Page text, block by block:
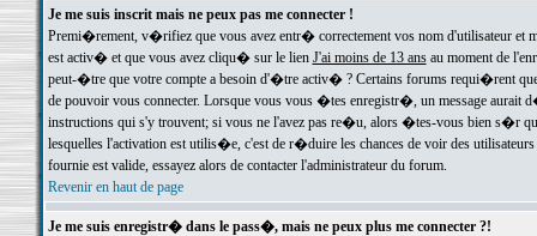
Je me suis inscrit mais ne peux pas me connecter !
Premi�rement, v�rifiez que vous avez entr� correctement vos nom d'utilisateur
est activ� et que vous avez cliqu� sur le lien J'ai moins de 13 ansau moment de
peut-�tre que votre compte a besoin d'�tre activ� ? Certains forums requi�rent
de pouvoir vous connecter. Lorsque vous vous �tes enregistr�, un message aurait
instructions qui s'y trouvent; si vous ne l'avez pas re�u, alors �tes-vous bien s�r
lesquelles l'activation est utilis�e, c'est de r�duire les chances de voir des
fournie est valide, essayez alors de contacter l'administrateur du forum.
Revenir en haut de page
Je me suis enregistr� dans le pass�, mais ne peux plus me connecter ?!